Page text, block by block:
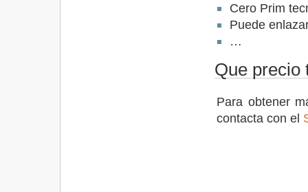
Cero Prim
Puede
…
Que precio
Para obtener
contacta con el